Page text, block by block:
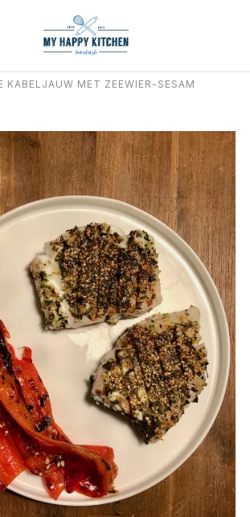
KABELJAUW MET ZEEWIER-SESAM